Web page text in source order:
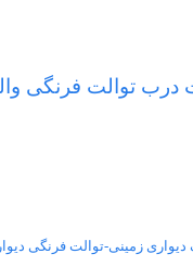
درب توالت فرنگی
زمینی-توالت فرنگی